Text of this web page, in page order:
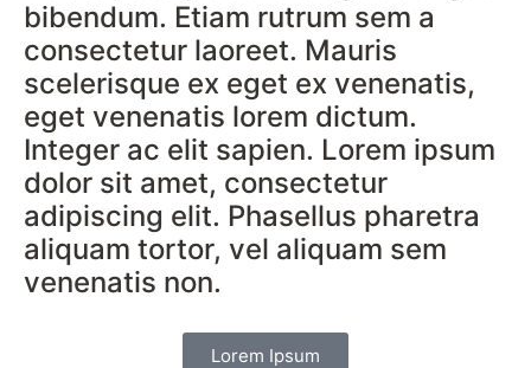
bibendum. Etiam rutrum sem a
consectetur laoreet. Mauris
scelerisque ex eget ex venenatis,
eget venenatis lorem dictum.
Integer ac elit sapien. Lorem ipsum
dolor sit amet, consectetur
adipiscing elit. Phasellus pharetra
aliquam tortor, vel aliquam sem
venenatis non.
Lorem Ipsum